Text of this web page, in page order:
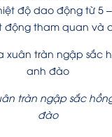
độ dao động từ 5 –
tham quan và
tràn ngập sắc
đào